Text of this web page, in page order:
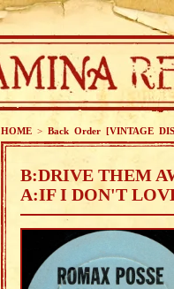
HOME > Back Order [VINTAGE
B:DRIVE THEM
A:IF I DON'T